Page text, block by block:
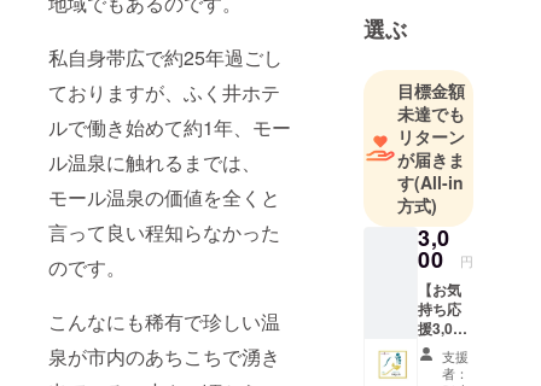
私自身帯広で約25年過ごし
ておりますが、ふく井ホテ
ルで働き始めて約1年、モー
ル温泉に触れるまでは、
モール温泉の価値を全くと
言って良い程知らなかった
のです。
こんなにも稀有で珍しい温
泉が市内のあちこちで湧き
クラウド
ングに挑戦
していま
す。
※目標金額未
達の場合は
全額返金
（All-or-
Nothing方
選ぶ
目標金額
未達でも
リターン
が届きま
す(All-in
方式)
3,0
00 円
【お気
持ち応
援3,000
円コー
ス】支援
者：